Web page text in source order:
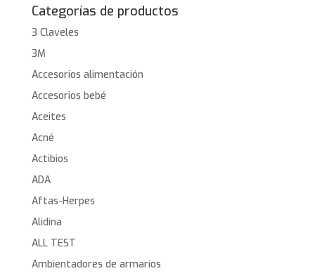
Categorías de productos
3 Claveles
3M
Accesorios alimentación
Accesorios bebé
Aceites
Acné
Actibios
ADA
Aftas-Herpes
Alidina
ALL TEST
Ambientadores de armarios